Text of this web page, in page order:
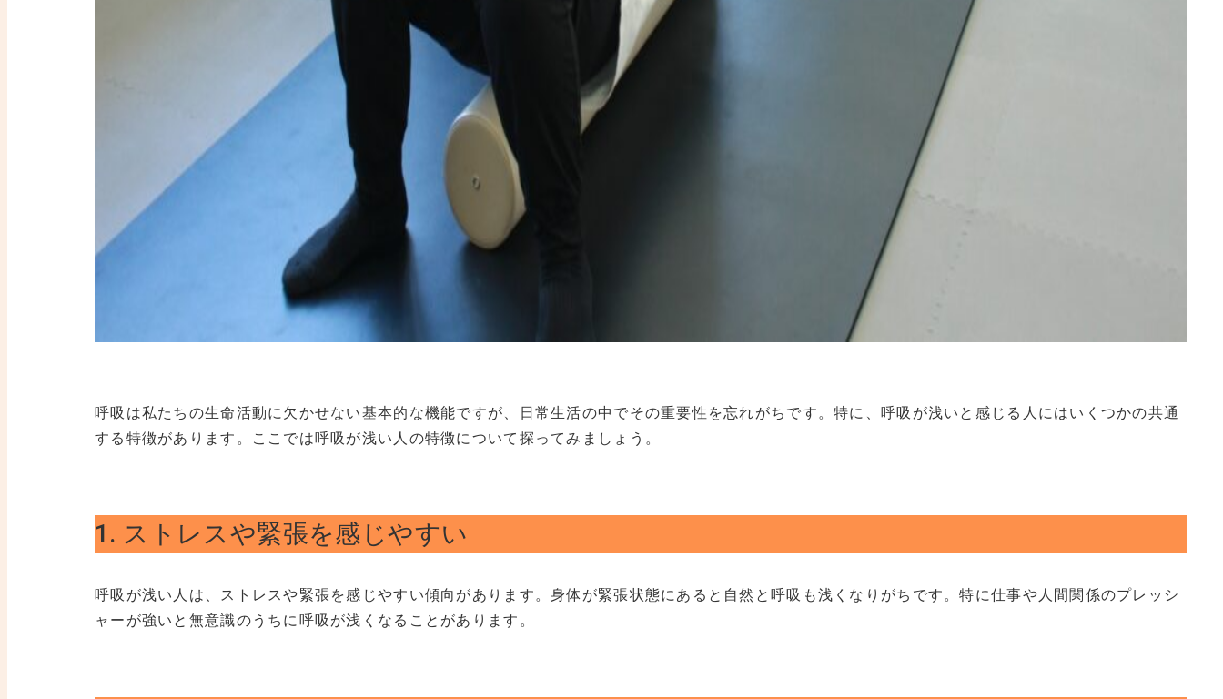
呼吸は私たちの生命活動に欠かせない基本的な機能ですが、日常生活の中でその重要性を忘れがちです。特に、呼吸が浅いと感じる人にはいくつかの共通
する特徴があります。ここでは呼吸が浅い人の特徴について探ってみましょう。
1. ストレスや緊張を感じやすい
呼吸が浅い人は、ストレスや緊張を感じやすい傾向があります。身体が緊張状態にあると自然と呼吸も浅くなりがちです。特に仕事や人間関係のプレッシ
ャーが強いと無意識のうちに呼吸が浅くなることがあります。